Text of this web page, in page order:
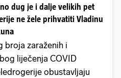
dug je i dalje velikih pet
ne žele prihvatiti Vladinu
broja zaraženih i
liječenja COVID
obustavljaju